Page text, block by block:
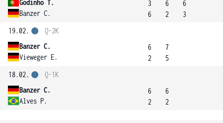
Godinho T.
Banzer C.
3
6
6
2
6
3
19.02.
Banzer C.
Vieweger E.
Q-2K
6
2
7
5
18.02.
Banzer C.
Alves P.
Q-1K
6
2
6
2